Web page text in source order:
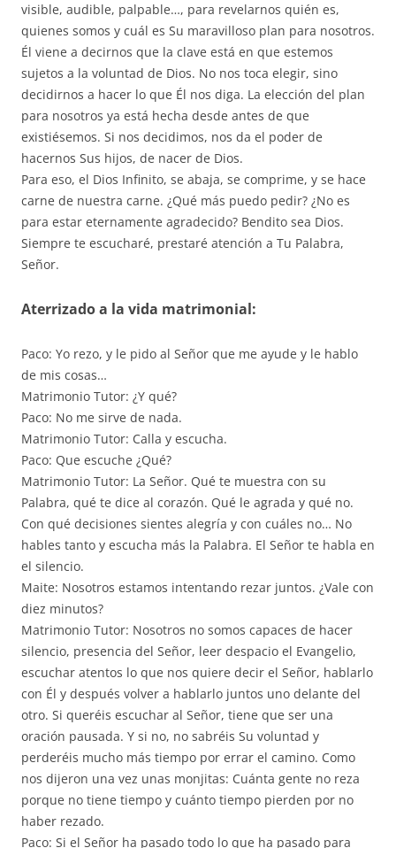
visible, audible, palpable…, para revelarnos quién es,
quienes somos y cuál es Su maravilloso plan para nosotros.
Él viene a decirnos que la clave está en que estemos
sujetos a la voluntad de Dios. No nos toca elegir, sino
decidirnos a hacer lo que Él nos diga. La elección del plan
para nosotros ya está hecha desde antes de que
existiésemos. Si nos decidimos, nos da el poder de
hacernos Sus hijos, de nacer de Dios.
Para eso, el Dios Infinito, se abaja, se comprime, y se hace
carne de nuestra carne. ¿Qué más puedo pedir? ¿No es
para estar eternamente agradecido? Bendito sea Dios.
Siempre te escucharé, prestaré atención a Tu Palabra,
Señor.
Aterrizado a la vida matrimonial:
Paco: Yo rezo, y le pido al Señor que me ayude y le hablo
de mis cosas…
Matrimonio Tutor: ¿Y qué?
Paco: No me sirve de nada.
Matrimonio Tutor: Calla y escucha.
Paco: Que escuche ¿Qué?
Matrimonio Tutor: La Señor. Qué te muestra con su
Palabra, qué te dice al corazón. Qué le agrada y qué no.
Con qué decisiones sientes alegría y con cuáles no… No
hables tanto y escucha más la Palabra. El Señor te habla en
el silencio.
Maite: Nosotros estamos intentando rezar juntos. ¿Vale con
diez minutos?
Matrimonio Tutor: Nosotros no somos capaces de hacer
silencio, presencia del Señor, leer despacio el Evangelio,
escuchar atentos lo que nos quiere decir el Señor, hablarlo
con Él y después volver a hablarlo juntos uno delante del
otro. Si queréis escuchar al Señor, tiene que ser una
oración pausada. Y si no, no sabréis Su voluntad y
perderéis mucho más tiempo por errar el camino. Como
nos dijeron una vez unas monjitas: Cuánta gente no reza
porque no tiene tiempo y cuánto tiempo pierden por no
haber rezado.
Paco: Si el Señor ha pasado todo lo que ha pasado para